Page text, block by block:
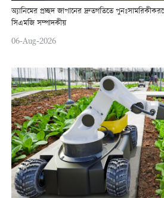
অ্যানিমের প্রচ্ছদ জাপানের দ্রুতগতিতে
সিএমজি সম্পাদকীয়
06-Aug-2026